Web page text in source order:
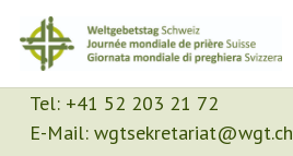
Contatto
Segretariato
Tel: +41 52 203 21 72
E-Mail: wgtsekretariat@wgt.ch